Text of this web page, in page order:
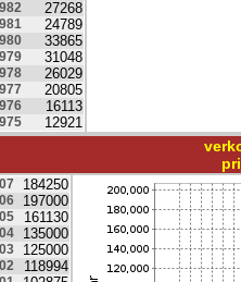
27268
24789
33865
31048
26029
20805
16113
12921
184250
197000
161130
135000
125000
118994